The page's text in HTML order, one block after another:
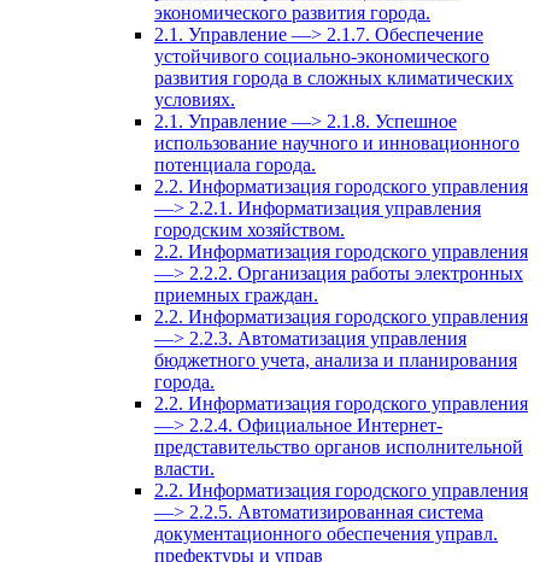
экономического развития города.
2.1. Управление —> 2.1.7. Обеспечение
устойчивого социально-экономического
развития города в сложных климатических
условиях.
2.1. Управление —> 2.1.8. Успешное
использование научного и инновационного
потенциала города.
2.2. Информатизация городского управления
—> 2.2.1. Информатизация управления
городским хозяйством.
2.2. Информатизация городского управления
—> 2.2.2. Организация работы электронных
приемных граждан.
2.2. Информатизация городского управления
—> 2.2.3. Автоматизация управления
бюджетного учета, анализа и планирования
города.
2.2. Информатизация городского управления
—> 2.2.4. Официальное Интернет-
представительство органов исполнительной
власти.
2.2. Информатизация городского управления
—> 2.2.5. Автоматизированная система
документационного обеспечения управл.
префектуры и управ